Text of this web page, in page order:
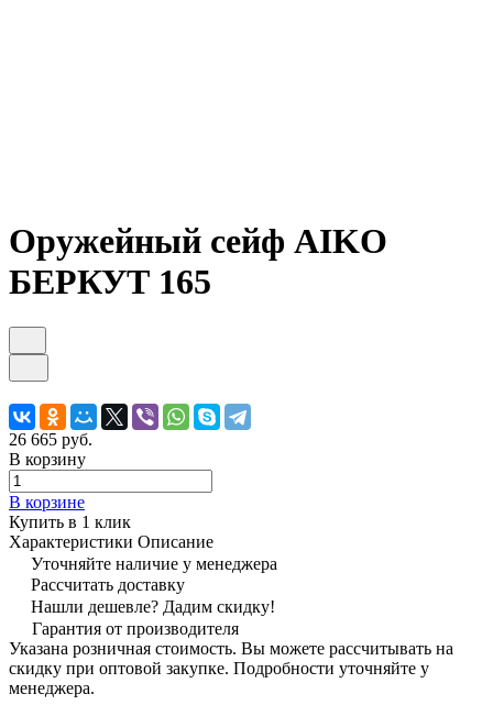
Оружейный сейф AIKO
БЕРКУТ 165
26 665 руб.
В корзину
В корзине
Купить в 1 клик
Характеристики Описание
Уточняйте наличие у менеджера
Рассчитать доставку
Нашли дешевле? Дадим скидку!
Гарантия от производителя
Указана розничная стоимость. Вы можете рассчитывать на
скидку при оптовой закупке. Подробности уточняйте у
менеджера.